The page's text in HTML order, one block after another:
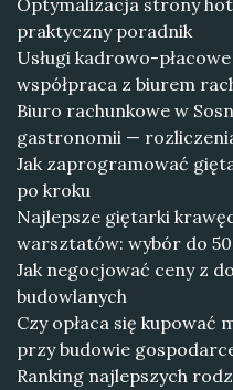
Optymalizacja strony
praktyczny poradnik
Usługi kadrowo-
współpraca z biurem
Biuro rachunkowe w
gastronomii —
Jak zaprogramować
po kroku
Najlepsze giętarki
warsztatów: wybór do 50
Jak negocjować ceny z
budowlanych
Czy opłaca się kupować
przy budowie
Ranking najlepszych